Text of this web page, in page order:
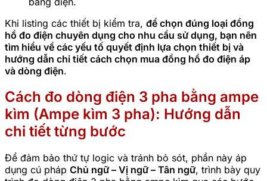
Khi listing các thiết bị kiểm tra, để chọn đúng loại đồng
hồ đo điện chuyên dụng cho nhu cầu sử dụng, bạn nên
tìm hiểu về các yếu tố quyết định lựa chọn thiết bị và
hướng dẫn chi tiết cách chọn mua đồng hồ đo điện áp
và dòng điện.
Cách đo dòng điện 3 pha bằng ampe
kìm (Ampe kìm 3 pha): Hướng dẫn
chi tiết từng bước
Để đảm bảo thứ tự logic và tránh bỏ sót, phần này áp
dụng cú pháp Chủ ngữ – Vị ngữ – Tân ngữ, trình bày quy